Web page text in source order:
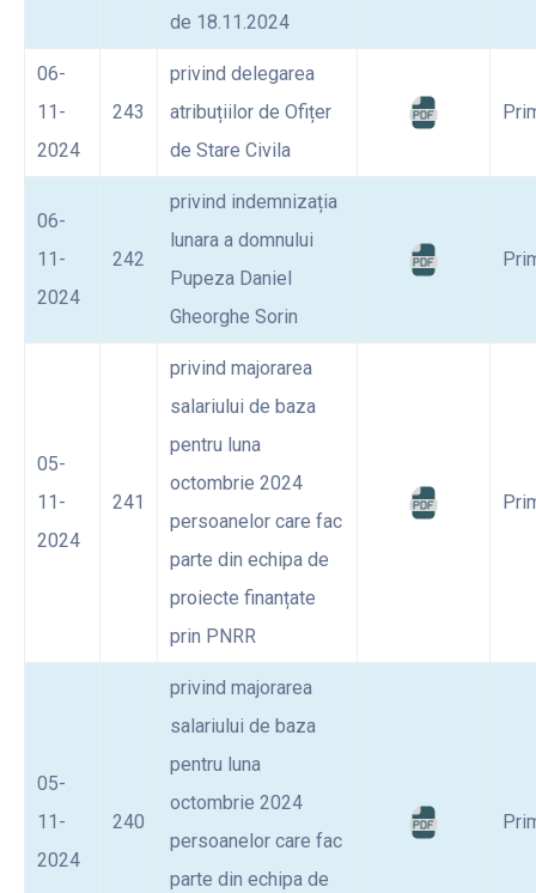
de 18.11.2024
06-
11-
2024
243
privind delegarea
atribuțiilor de Ofițer
de Stare Civila
06-
11-
2024
242
privind indemnizația
lunara a domnului
Pupeza Daniel
Gheorghe Sorin
05-
11-
2024
241
privind majorarea
salariului de baza
pentru luna
octombrie 2024
persoanelor care fac
parte din echipa de
proiecte finanțate
prin PNRR
05-
11-
2024
240
privind majorarea
salariului de baza
pentru luna
octombrie 2024
persoanelor care fac
parte din echipa de